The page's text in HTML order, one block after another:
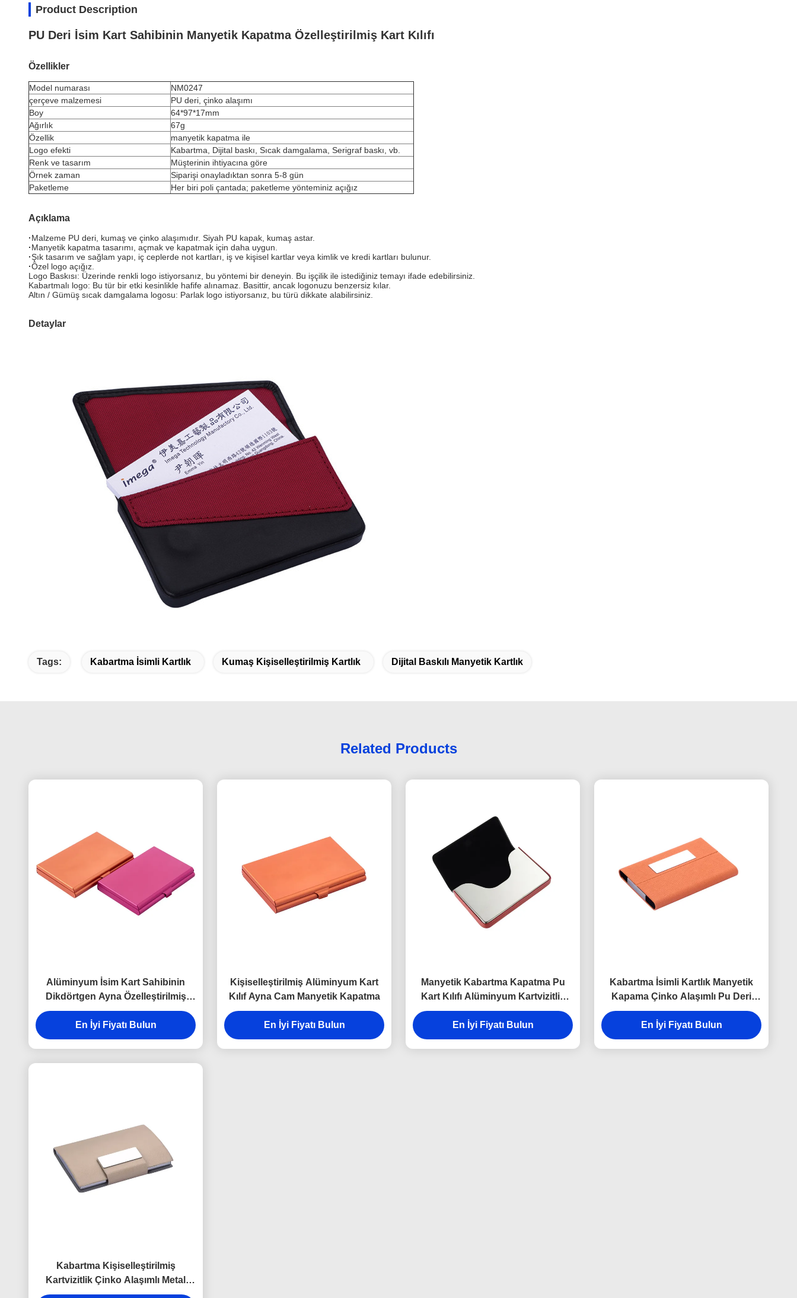
Product Description
PU Deri İsim Kart Sahibinin Manyetik Kapatma Özelleştirilmiş Kart Kılıfı
Özellikler
Model numarası
NM0247
çerçeve malzemesi
PU deri, çinko alaşımı
Boy
64*97*17mm
Ağırlık
67g
Özellik
manyetik kapatma ile
Logo efekti
Kabartma, Dijital baskı, Sıcak damgalama, Serigraf baskı, vb.
Renk ve tasarım
Müşterinin ihtiyacına göre
Örnek zaman
Siparişi onayladıktan sonra 5-8 gün
Paketleme
Her biri poli çantada; paketleme yönteminiz açığız
Açıklama
·Malzeme PU deri, kumaş ve çinko alaşımıdır. Siyah PU kapak, kumaş astar.
·Manyetik kapatma tasarımı, açmak ve kapatmak için daha uygun.
·Şık tasarım ve sağlam yapı, iç ceplerde not kartları, iş ve kişisel kartlar veya kimlik ve kredi kartları bulunur.
·Özel logo açığız.
Logo Baskısı: Üzerinde renkli logo istiyorsanız, bu yöntemi bir deneyin. Bu işçilik ile istediğiniz temayı ifade edebilirsiniz.
Kabartmalı logo: Bu tür bir etki kesinlikle hafife alınamaz. Basittir, ancak logonuzu benzersiz kılar.
Altın / Gümüş sıcak damgalama logosu: Parlak logo istiyorsanız, bu türü dikkate alabilirsiniz.
Detaylar
Tags: Kabartma İsimli Kartlık Kumaş Kişiselleştirilmiş Kartlık Dijital Baskılı Manyetik Kartlık
Related Products
Alüminyum İsim Kart Sahibinin
Dikdörtgen Ayna Özelleştirilmiş
Kart Kılıfı
En İyi Fiyatı Bulun
Kişiselleştirilmiş Alüminyum Kart
Kılıf Ayna Cam Manyetik Kapatma
En İyi Fiyatı Bulun
Manyetik Kabartma Kapatma Pu
Kart Kılıfı Alüminyum Kartvizitlik
Dijital Baskı
En İyi Fiyatı Bulun
Kabartma İsimli Kartlık Manyetik
Kapama Çinko Alaşımlı Pu Deri
Kartlık
En İyi Fiyatı Bulun
Kabartma Kişiselleştirilmiş
Kartvizitlik Çinko Alaşımlı Metal
Kartvizitlik